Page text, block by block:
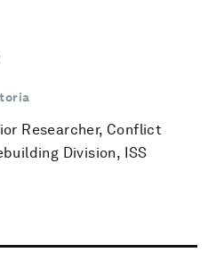
Researcher, Conflict
Division, ISS